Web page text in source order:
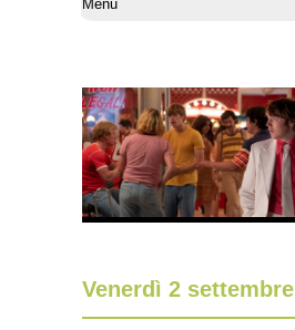
Venerdì 2 settembre